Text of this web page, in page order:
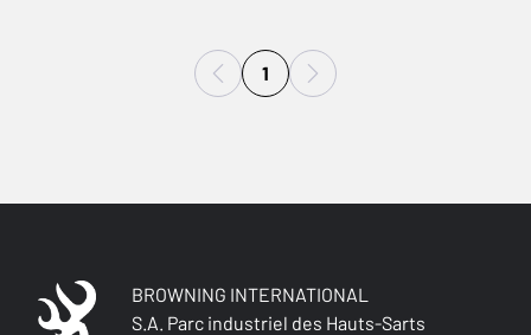
1
BROWNING INTERNATIONAL
S.A. Parc industriel des Hauts-Sarts